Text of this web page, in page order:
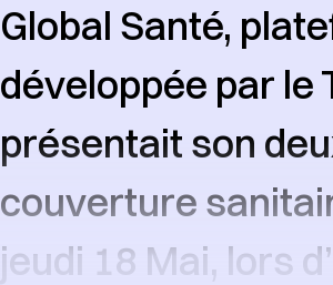
Global Santé,
développée par le
présentait son
couverture
jeudi 18 Mai, lors